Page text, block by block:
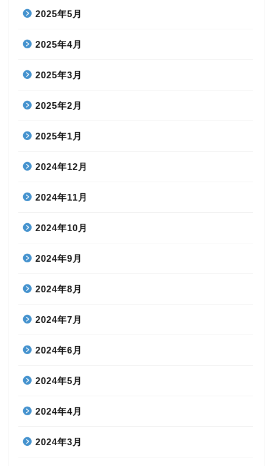
2025年5月
2025年4月
2025年3月
2025年2月
2025年1月
2024年12月
2024年11月
2024年10月
2024年9月
2024年8月
2024年7月
2024年6月
2024年5月
2024年4月
2024年3月